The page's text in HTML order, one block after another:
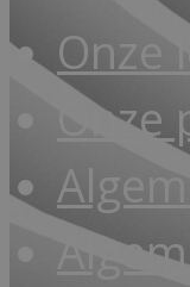
Onze